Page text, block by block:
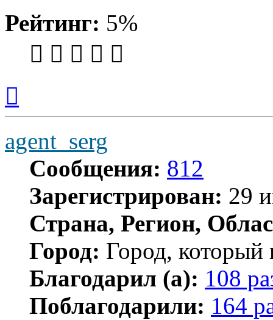
Рейтинг: 5%
началу
agent_serg
Сообщения: 812
Зарегистрирован: 29
Страна, Регион,
Город: Город, который
Благодарил (а): 108
Поблагодарили: 164